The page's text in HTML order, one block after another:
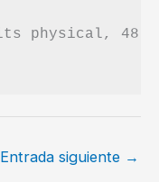
Entrada siguiente →